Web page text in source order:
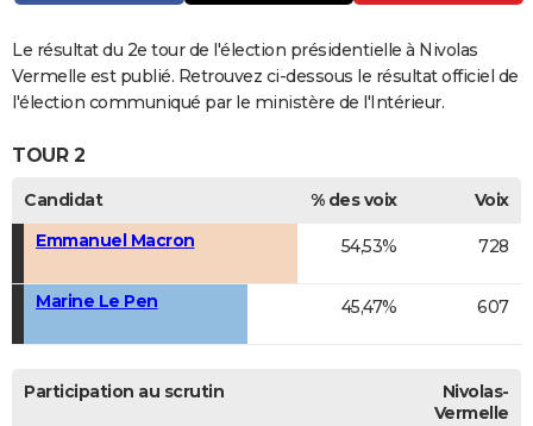
S'inscrire
Se connecter
Lycées
Collèges
Primaires
Universités
Entreprises
Service militaire
Avis de recherche
AVIS DE DÉCÈS
Bricolage
Lifestyle
Culture
Sport
Auto
Television
Voyage
Cinema
Le résultat du 2e tour de l'élection présidentielle à Nivolas
Vermelle est publié. Retrouvez ci-dessous le résultat officiel de
l'élection communiqué par le ministère de l'Intérieur.
TOUR 2
Candidat % des voix
Voix
Emmanuel Macron
54,53% 728
Marine Le Pen 45,47% 607
Participation au scrutin
Nivolas-
Vermelle